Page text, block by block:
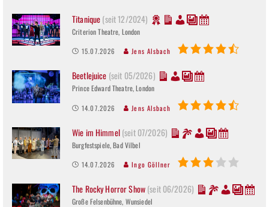
Titanique(seit 12/2024)
Criterion Theatre, London
15.07.2026 Jens Alsbach
Beetlejuice (seit 05/2026)
Prince Edward Theatre, London
14.07.2026 Jens Alsbach
Wie im Himmel(seit 07/2026)
Burgfestspiele, Bad Vilbel
14.07.2026 Ingo Göllner
The Rocky Horror Show(seit 06/2026)
Große Felsenbühne, Wunsiedel